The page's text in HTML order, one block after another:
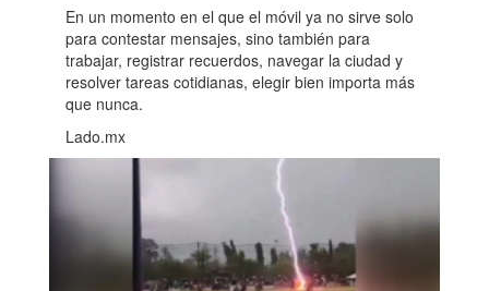
En un momento en el que el móvil ya no sirve solo
para contestar mensajes, sino también para
trabajar, registrar recuerdos, navegar la ciudad y
resolver tareas cotidianas, elegir bien importa más
que nunca.
Lado.mx